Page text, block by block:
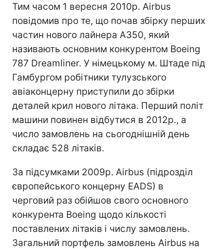
Тим часом 1 вересня 2010р. Airbus
повідомив про те, що почав збірку перших
частин нового лайнера A350, який
називають основним конкурентом Boeing
787 Dreamliner. У німецькому м. Штаде під
Гамбургом робітники тулузського
авіаконцерну приступили до збірки
деталей крил нового літака. Перший політ
машини повинен відбутися в 2012р., а
число замовлень на сьогоднішній день
складає 528 літаків.
За підсумками 2009р. Airbus (підрозділ
європейського концерну EADS) в
черговий раз обійшов свого основного
конкурента Boeing щодо кількості
поставлених літаків і числу замовлень.
Загальний портфель замовлень Airbus на